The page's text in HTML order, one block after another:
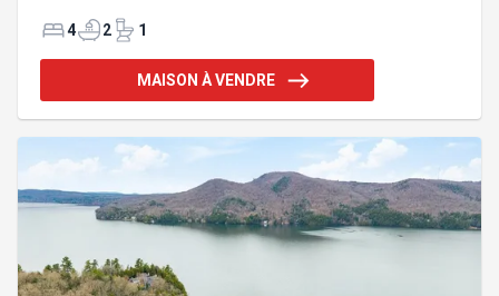
deviennent le véritable luxe. Transformée avec
chambres, dont une suite parentale au RDC, de
vastes espaces de vie, une grande salle familiale et
jardin, aqueduc et égout. Ici, l'été prend tout son
4 2 1
MAISON À VENDRE